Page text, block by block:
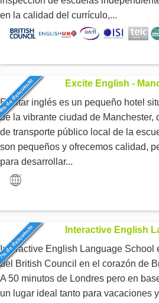
en la calidad del currículo,...
descuento
Excite English -
Excitar inglés es un pequeño hotel
de la vibrante ciudad de Manchester,
de transporte público local de la
son pequeños y ofrecemos calidad,
para desarrollar...
descuento
Interactive English
Interactive English Language School
del British Council en el corazón de
A 50 minutos de Londres pero en
un lugar ideal tanto para vacaciones